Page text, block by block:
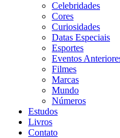
Celebridades
Cores
Curiosidades
Datas Especiais
Esportes
Eventos
Filmes
Marcas
Mundo
Números
Estudos
Livros
Contato